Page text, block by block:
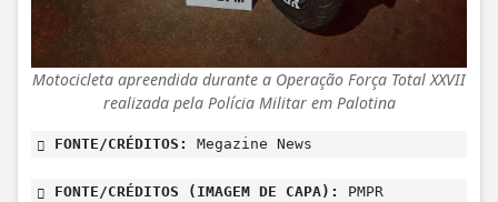
Motocicleta apreendida durante a Operação Força Total XXVII
realizada pela Polícia Militar em Palotina
FONTE/CRÉDITOS: Megazine News
FONTE/CRÉDITOS (IMAGEM DE CAPA): PMPR